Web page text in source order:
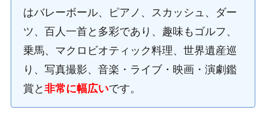
はバレーボール、ピアノ、スカッシュ、ダー
ツ、百人一首と多彩であり、趣味もゴルフ、
乗馬、マクロビオティック料理、世界遺産巡
り、写真撮影、音楽・ライブ・映画・演劇鑑
賞と 非常に幅広いです。